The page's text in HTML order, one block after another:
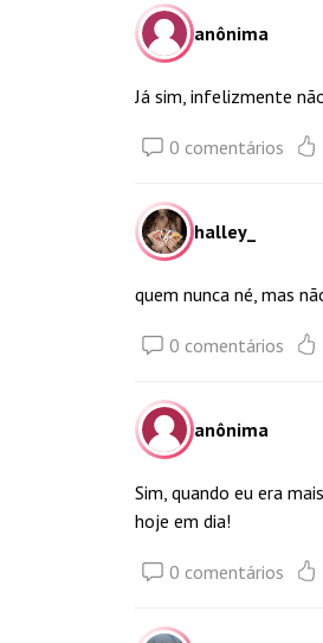
anônima
Já sim, infelizmente
0 comentários
halley_
quem nunca né, mas
0 comentários
anônima
Sim, quando eu era
hoje em dia!
0 comentários